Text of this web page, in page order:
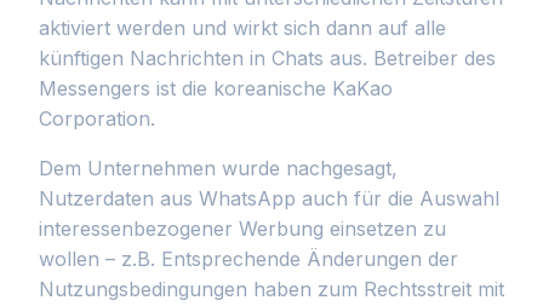
aktiviert werden und wirkt sich dann auf alle
künftigen Nachrichten in Chats aus. Betreiber des
Messengers ist die koreanische KaKao
Corporation.
Dem Unternehmen wurde nachgesagt,
Nutzerdaten aus WhatsApp auch für die Auswahl
interessenbezogener Werbung einsetzen zu
wollen – z.B. Entsprechende Änderungen der
Nutzungsbedingungen haben zum Rechtsstreit mit